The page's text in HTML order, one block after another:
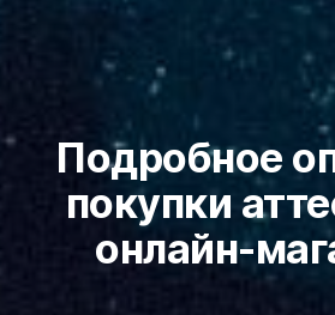
Подробное
покупки
онлайн-